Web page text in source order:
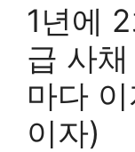
1년에
급 사
마다
이자)